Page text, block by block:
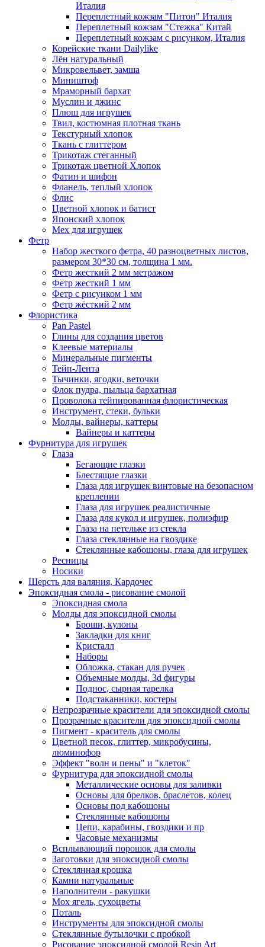
Италия
Переплетный кожзам "Питон" Италия
Переплетный кожзам "Стежка" Китай
Переплетный кожзам с рисунком, Италия
Корейские ткани Dailylike
Лён натуральный
Микровельвет, замша
Миништоф
Мраморный бархат
Муслин и джинс
Плюш для игрушек
Твил, костюмная плотная ткань
Текстурный хлопок
Ткань с глиттером
Трикотаж стеганный
Трикотаж цветной Хлопок
Фатин и шифон
Фланель, теплый хлопок
Флис
Цветной хлопок и батист
Японский хлопок
Мех для игрушек
Фетр
Набор жесткого фетра, 40 разноцветных листов,
размером 30*30 см, толщина 1 мм.
Фетр жесткий 2 мм метражом
Фетр жесткий 1 мм
Фетр с рисунком 1 мм
Фетр жёсткий 2 мм
Флористика
Pan Pastel
Глины для создания цветов
Клеевые материалы
Минеральные пигменты
Тейп-Лента
Тычинки, ягодки, веточки
Флок пудра, пыльца бархатная
Проволока тейпированная флористическая
Инструмент, стеки, бульки
Молды, вайнеры, каттеры
Вайнеры и каттеры
Фурнитура для игрушек
Глаза
Бегающие глазки
Блестящие глазки
Глаза для игрушек винтовые на безопасном
креплении
Глаза для игрушек реалистичные
Глаза для кукол и игрушек, полиэфир
Глаза на петельке из стекла
Глаза стеклянные на гвоздике
Стеклянные кабошоны, глаза для игрушек
Ресницы
Носики
Шерсть для валяния, Кардочес
Эпоксидная смола - рисование смолой
Эпоксидная смола
Молды для эпоксидной смолы
Броши, кулоны
Закладки для книг
Кристалл
Наборы
Обложка, стакан для ручек
Объемные молды, 3d фигуры
Поднос, сырная тарелка
Подстаканники, костеры
Непрозрачные красители для эпоксидной смолы
Прозрачные красители для эпоксидной смолы
Пигмент - краситель для смолы
Цветной песок, глиттер, микробусины,
люминофор
Эффект "волн и пены" и "клеток"
Фурнитура для эпоксидной смолы
Металлические основы для заливки
Основы для брелков, браслетов, колец
Основы под кабошоны
Стеклянные кабошоны
Цепи, карабины, гвоздики и пр
Часовые механизмы
Всплывающий порошок для смолы
Заготовки для эпоксидной смолы
Стеклянная крошка
Камни натуральные
Наполнители - ракушки
Мох ягель, сухоцветы
Поталь
Инструменты для эпоксидной смолы
Стеклянные бутылочки с пробкой
Рисование эпоксидной смолой Resin Art